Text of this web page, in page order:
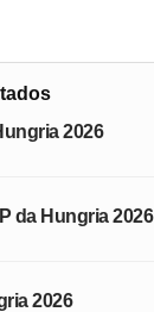
2026
da Hungria 2026
2026